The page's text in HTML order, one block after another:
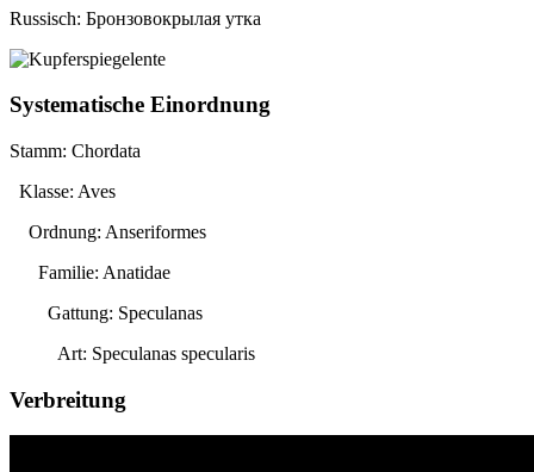
Russisch: Бронзовокрылая утка
Systematische Einordnung
Stamm: Chordata
Klasse: Aves
Ordnung: Anseriformes
Familie: Anatidae
Gattung: Speculanas
Art: Speculanas specularis
Verbreitung